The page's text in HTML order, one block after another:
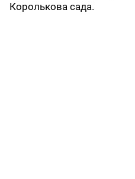
Королькова сада.